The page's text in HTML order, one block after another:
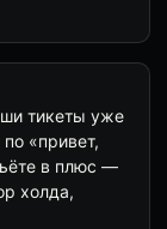
тикеты уже
«привет,
в плюс —
холда,